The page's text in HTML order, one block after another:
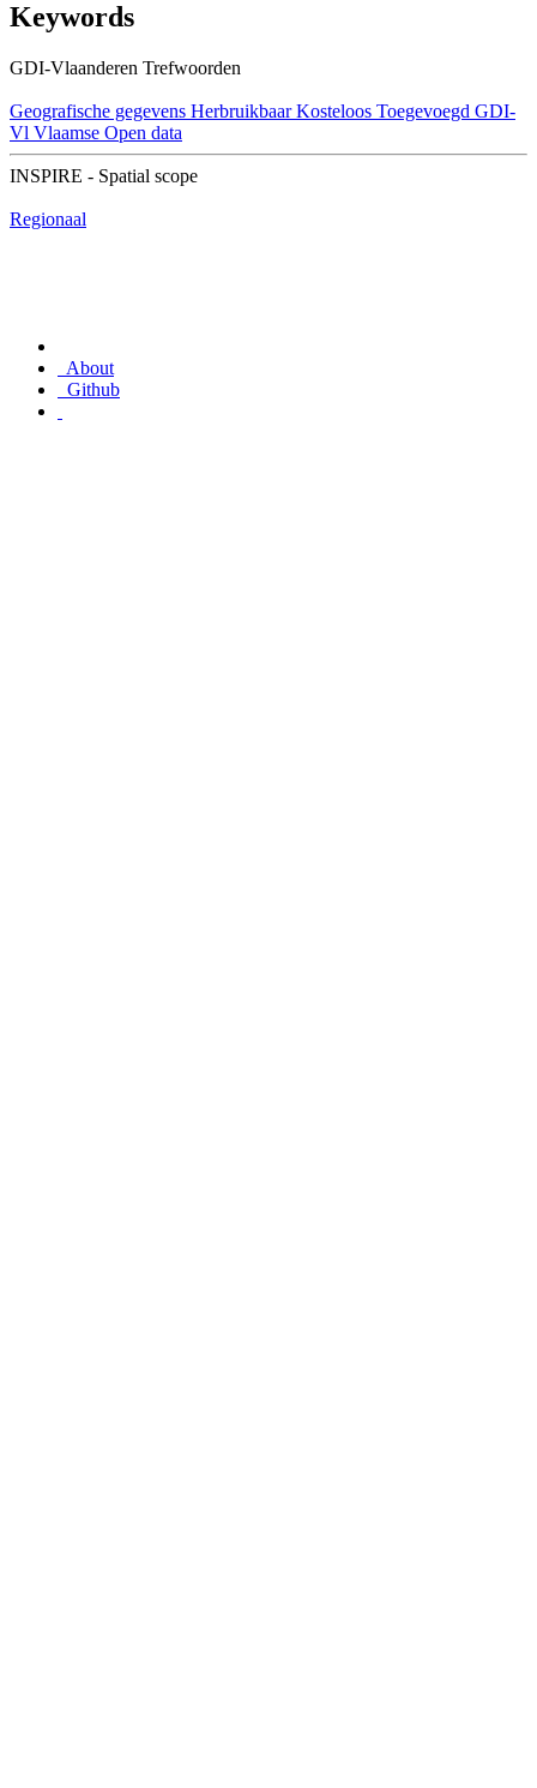
Keywords
GDI-Vlaanderen Trefwoorden
Geografische gegevens Herbruikbaar Kosteloos Toegevoegd GDI-
Vl Vlaamse Open data
INSPIRE - Spatial scope
Regionaal
About
Github